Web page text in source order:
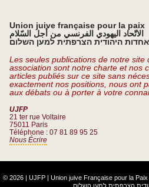
Union juive française pour la paix
الاتّحاد اليهودي الفرنسي من أجل السّلام
היהודית הצרפתית למען השלום
Les seules publications de notre site
association sont notre charte et nos
articles publiés sur ce site sans
exactement nos positions, nous ont
aux débats ou à porter à votre
UJFP
21 ter rue Voltaire
75011 Paris
Téléphone : 07 81 89 95 25
Nous Écrire
© 2026 | UJFP | Union juive Française pour la Paix